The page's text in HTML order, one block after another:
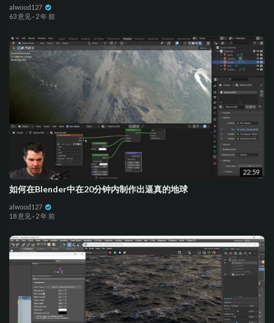
alwood127
63 意见· 2 年 前
22:59
如何在Blender中在20分钟内制作出逼真的地球
alwood127
18 意见· 2 年 前